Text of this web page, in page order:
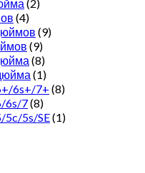
(2)
(4)
(9)
(9)
(8)
(1)
6s+/7+ (8)
6s/7(8)
5c/5s/SE(1)